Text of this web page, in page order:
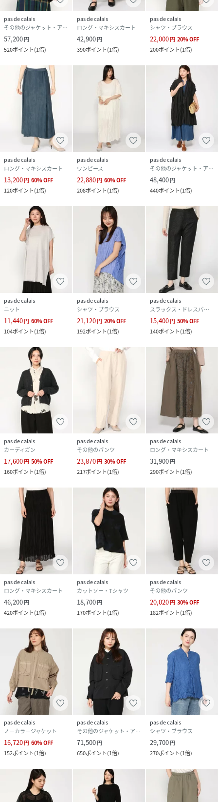
pas de calais
その他のジャケット・アウター
57,200円
520ポイント(1倍)
pas de calais
ロング・マキシスカート
42,900円
390ポイント(1倍)
pas de calais
シャツ・ブラウス
22,000円 20%OFF
200ポイント(1倍)
pas de calais
ロング・マキシスカート
13,200円 60%OFF
120ポイント(1倍)
pas de calais
ワンピース
22,880円 60%OFF
208ポイント(1倍)
pas de calais
その他のジャケット・アウター
48,400円
440ポイント(1倍)
pas de calais
ニット
11,440円 60%OFF
104ポイント(1倍)
pas de calais
シャツ・ブラウス
21,120円 20%OFF
192ポイント(1倍)
pas de calais
スラックス・ドレスパンツ
15,400円 50%OFF
140ポイント(1倍)
pas de calais
カーディガン
17,600円 50%OFF
160ポイント(1倍)
pas de calais
その他のパンツ
23,870円 30%OFF
217ポイント(1倍)
pas de calais
ロング・マキシスカート
31,900円
290ポイント(1倍)
pas de calais
ロング・マキシスカート
46,200円
420ポイント(1倍)
pas de calais
カットソー・Tシャツ
18,700円
170ポイント(1倍)
pas de calais
その他のパンツ
20,020円 30%OFF
182ポイント(1倍)
pas de calais
ノーカラージャケット
16,720円 60%OFF
152ポイント(1倍)
pas de calais
その他のジャケット・アウター
71,500円
650ポイント(1倍)
pas de calais
シャツ・ブラウス
29,700円
270ポイント(1倍)